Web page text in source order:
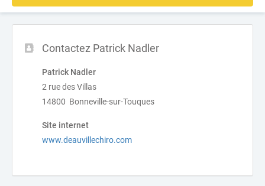
Contactez Patrick Nadler
Patrick Nadler
2 rue des Villas
14800 Bonneville-sur-Touques
Site internet
www.deauvillechiro.com